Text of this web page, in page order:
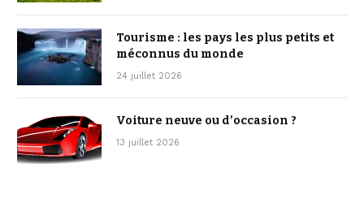
Tourisme : les pays les plus petits et
méconnus du monde
24 juillet 2026
Voiture neuve ou d’occasion ?
13 juillet 2026